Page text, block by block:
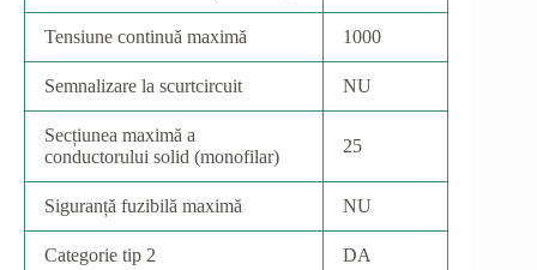
Tensiune continuă maximă 1000
Semnalizare la scurtcircuit NU
Secțiunea maximă a
conductorului solid (monofilar)
25
Siguranță fuzibilă maximă NU
Categorie tip 2 DA